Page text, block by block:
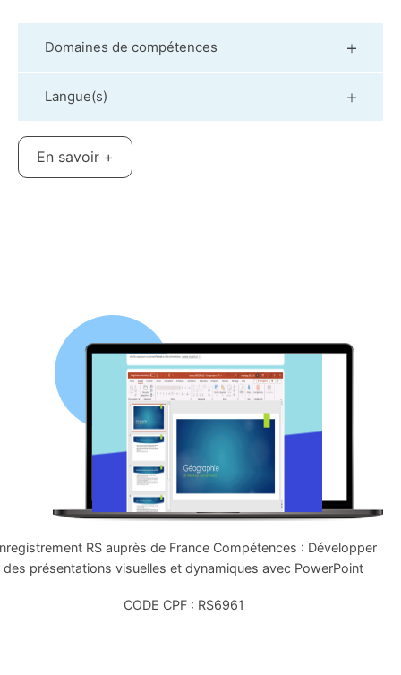
Domaines de compétences
Langue(s)
En savoir +
RS auprès de France Compétences : Développer
des présentations visuelles et dynamiques avec PowerPoint
CODE CPF : RS6961